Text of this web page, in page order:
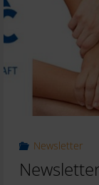
Newsletter